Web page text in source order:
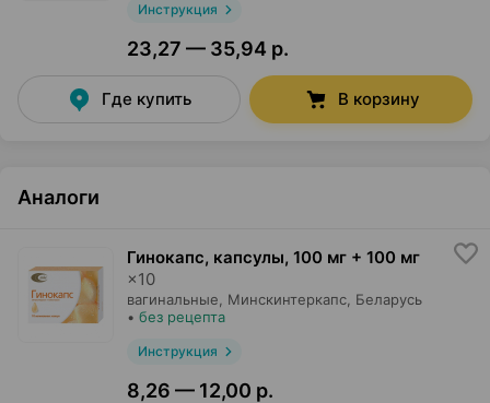
Инструкция
23,27 — 35,94 р.
Где купить В корзину
Аналоги
Гинокапс, капсулы, 100 мг + 100 мг
×10
вагинальные, Минскинтеркапс , Беларусь
• без рецепта
Инструкция
8,26 — 12,00 р.